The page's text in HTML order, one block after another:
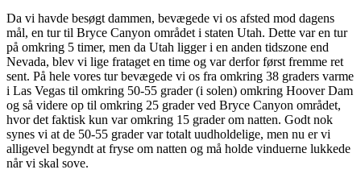
Da vi havde besøgt dammen, bevægede vi os afsted mod dagens
mål, en tur til Bryce Canyon området i staten Utah. Dette var en tur
på omkring 5 timer, men da Utah ligger i en anden tidszone end
Nevada, blev vi lige frataget en time og var derfor først fremme ret
sent. På hele vores tur bevægede vi os fra omkring 38 graders varme
i Las Vegas til omkring 50-55 grader (i solen) omkring Hoover Dam
og så videre op til omkring 25 grader ved Bryce Canyon området,
hvor det faktisk kun var omkring 15 grader om natten. Godt nok
synes vi at de 50-55 grader var totalt uudholdelige, men nu er vi
alligevel begyndt at fryse om natten og må holde vinduerne lukkede
når vi skal sove.